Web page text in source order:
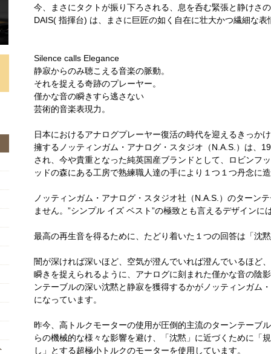
今、まさにタクトが振り下ろされる、息を呑む緊張と静けさ
DAIS( 指揮台) は、まさに巨匠の如く自在に壮大かつ繊細な表
Silence calls Elegance
静寂からのみ聴こえる音楽の脈動。
それを捉える奇跡のプレーヤー。
僅かな音の瞬きすら逃さない
芸術的音楽表現力。
日本におけるアナログプレーヤー復活の時代を迎えるきっか
擁するノッティンガム・アナログ・スタジオ（N.A.S.）は、
され、今や貴重となった純英国産ブランドとして、ロビンフ
ッドの森にある工房で熟練職人達の手により１つ１つ丹念に
ノッティンガム・アナログ・スタジオ社（N.A.S.）のターン
ません。”シンプル イズ ベスト”の極致とも言えるデザインに
最高の再生音を得るために、たどり着いた１つの回答は「沈
闇が深ければ深いほど、空気が澄んでいれば澄んでいるほど
瞬きを捉えられるように、アナログに刻まれた僅かな音の陰
ンテーブルの深い沈黙と静寂を獲得するかがノッティンガム
になっています。
昨今、高トルクモーターの使用が圧倒的主流のターンテーブ
らの機械的な様々な影響を避け、「沈黙」に近づくために「
し」とする超極小トルクのモーターを使用しています。